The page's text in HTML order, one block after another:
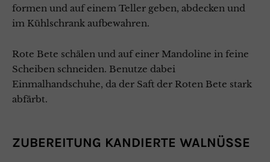
formen und auf einem Teller geben, abdecken und
im Kühlschrank aufbewahren.
Rote Bete schälen und auf einer Mandoline in feine
Scheiben schneiden. Benutze dabei
Einmalhandschuhe, da der Saft der Roten Bete stark
abfärbt.
ZUBEREITUNG KANDIERTE WALNÜSSE